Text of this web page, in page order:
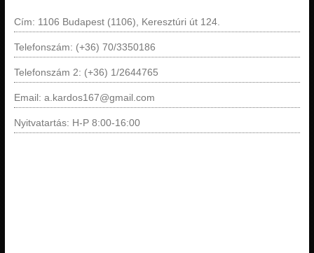
Cím: 1106 Budapest (1106), Keresztúri út 124.
Telefonszám: (+36) 70/3350186
Telefonszám 2: (+36) 1/2644765
Email: a.kardos167@gmail.com
Nyitvatartás: H-P 8:00-16:00